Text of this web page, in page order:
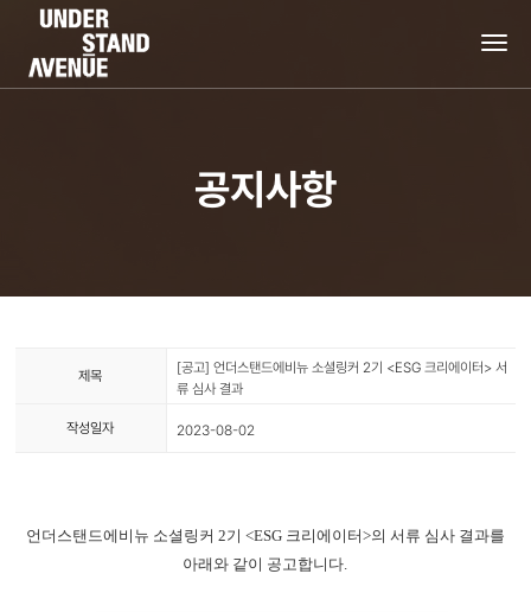
공지사항
제목
[공고] 언더스탠드에비뉴 소셜링커 2기 <ESG 크리에이터> 서
류 심사 결과
작성일자 2023-08-02
언더스탠드에비뉴 소셜링커 2기 <ESG 크리에이터>의 서류 심사 결과를
아래와 같이 공고합니다.